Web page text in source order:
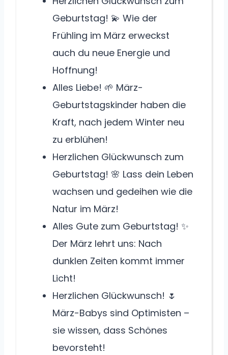
Geburtstag! 💫 Wie der
Frühling im März erweckst
auch du neue Energie und
Hoffnung!
Alles Liebe! 🌱 März-
Geburtstagskinder haben die
Kraft, nach jedem Winter neu
zu erblühen!
Herzlichen Glückwunsch zum
Geburtstag! 🌸 Lass dein Leben
wachsen und gedeihen wie die
Natur im März!
Alles Gute zum Geburtstag! ✨
Der März lehrt uns: Nach
dunklen Zeiten kommt immer
Licht!
Herzlichen Glückwunsch! 🌷
März-Babys sind Optimisten –
sie wissen, dass Schönes
bevorsteht!